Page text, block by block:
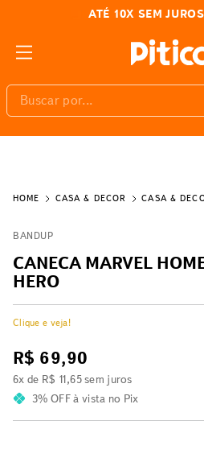
ATÉ 10X SEM JUROS
Buscar por...
CASA & DECOR CASA &
BANDUP
CANECA MARVEL
HERO
Clique e veja!
R$ 69,90
6x de R$ 11,65sem juros
3% OFFà vista no Pix